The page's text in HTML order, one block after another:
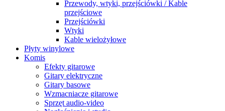
Przewody, wtyki, przejściówki / Kable
przejściowe
Przejściówki
Wtyki
Kable wielożyłowe
Płyty winylowe
Komis
Efekty gitarowe
Gitary elektryczne
Gitary basowe
Wzmacniacze gitarowe
Sprzęt audio-video